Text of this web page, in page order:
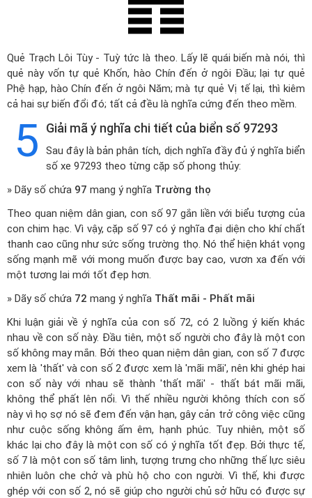
Quẻ Trạch Lôi Tùy - Tuỳ tức là theo. Lấy lẽ quái biến mà nói, thì
quẻ này vốn tự quẻ Khốn, hào Chín đến ở ngôi Đầu; lại tự quẻ
Phệ hạp, hào Chín đến ở ngôi Năm; mà tự quẻ Vị tế lại, thì kiêm
cả hai sự biến đổi đó; tất cả đều là nghĩa cứng đến theo mềm.
5 Giải mã ý nghĩa chi tiết của biển số 97293
Sau đây là bản phân tích, dịch nghĩa đầy đủ ý nghĩa biển
số xe 97293 theo từng cặp số phong thủy:
» Dãy số chứa 97 mang ý nghĩa Trường thọ
Theo quan niệm dân gian, con số 97 gắn liền với biểu tượng của
con chim hạc. Vì vậy, cặp số 97 có ý nghĩa đại diện cho khí chất
thanh cao cũng như sức sống trường thọ. Nó thể hiện khát vọng
sống mạnh mẽ với mong muốn được bay cao, vươn xa đến với
một tương lai mới tốt đẹp hơn.
» Dãy số chứa 72 mang ý nghĩa Thất mãi - Phất mãi
Khi luận giải về ý nghĩa của con số 72, có 2 luồng ý kiến khác
nhau về con số này. Đầu tiên, một số người cho đây là một con
số không may mắn. Bởi theo quan niệm dân gian, con số 7 được
xem là 'thất' và con số 2 được xem là 'mãi mãi', nên khi ghép hai
con số này với nhau sẽ thành 'thất mãi' - thất bát mãi mãi,
không thể phất lên nổi. Vì thế nhiều người không thích con số
này vì họ sợ nó sẽ đem đến vận hạn, gây cản trở công việc cũng
như cuộc sống không ấm êm, hạnh phúc. Tuy nhiên, một số
khác lại cho đây là một con số có ý nghĩa tốt đẹp. Bởi thực tế,
số 7 là một con số tâm linh, tượng trưng cho những thế lực siêu
nhiên luôn che chở và phù hộ cho con người. Vì thế, khi được
ghép với con số 2, nó sẽ giúp cho người chủ sở hữu có được sự